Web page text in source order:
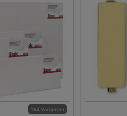
164 Varianten